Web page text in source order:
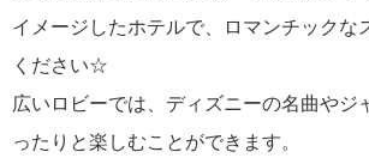
イメージしたホテルで、ロマンチックな
ください☆
広いロビーでは、ディズニーの名曲やジ
ったりと楽しむことができます。